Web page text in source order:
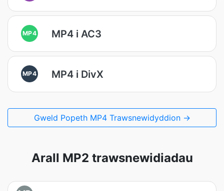
MP4 MP4 i AC3
MP4 MP4 i DivX
Gweld Popeth MP4 Trawsnewidyddion →
Arall MP2 trawsnewidiadau